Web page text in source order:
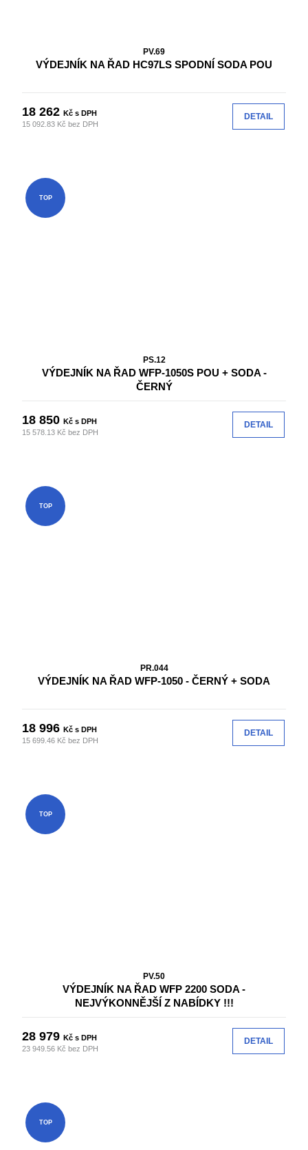
PV.69
VÝDEJNÍK NA ŘAD HC97LS SPODNÍ SODA POU
18 262Kč s DPH
15 092.83 Kč bez DPH
DETAIL
TOP
PS.12
VÝDEJNÍK NA ŘAD WFP-1050S POU + SODA -
ČERNÝ
18 850Kč s DPH
15 578.13 Kč bez DPH
DETAIL
TOP
PR.044
VÝDEJNÍK NA ŘAD WFP-1050 - ČERNÝ + SODA
18 996Kč s DPH
15 699.46 Kč bez DPH
DETAIL
TOP
PV.50
VÝDEJNÍK NA ŘAD WFP 2200 SODA -
NEJVÝKONNĚJŠÍ Z NABÍDKY !!!
28 979Kč s DPH
23 949.56 Kč bez DPH
DETAIL
TOP